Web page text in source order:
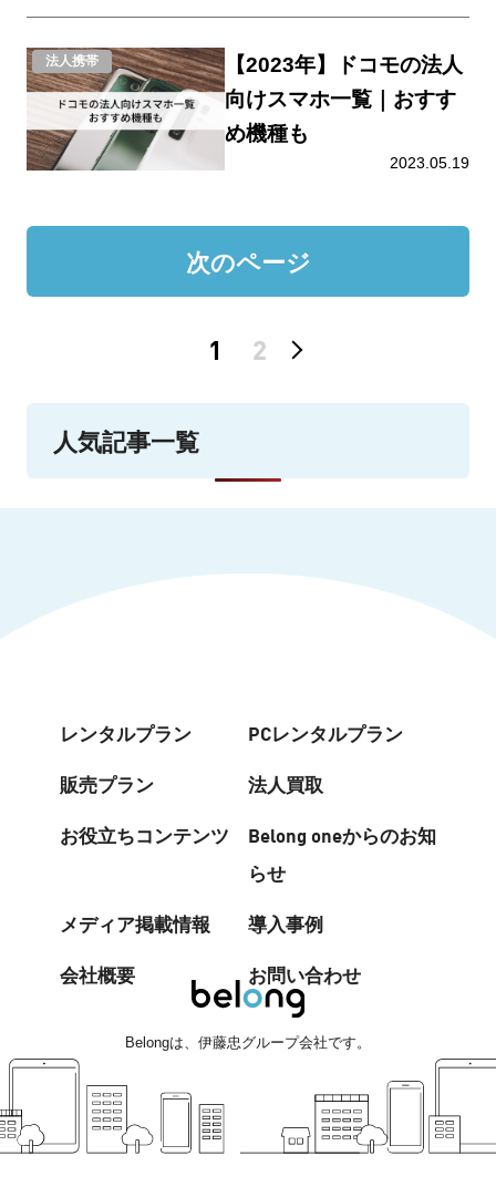
法人携帯
【2023年】ドコモの法人
向けスマホ一覧｜おすす
め機種も
2023.05.19
次のページ
1 2
人気記事一覧
レンタルプラン PCレンタルプラン
販売プラン 法人買取
お役立ちコンテンツ
Belong oneからのお知
らせ
メディア掲載情報 導入事例
会社概要 お問い合わせ
Belongは、伊藤忠グループ会社です。